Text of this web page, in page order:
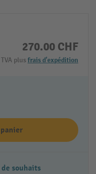
270.00 CHF
plus frais d'expédition
souhaits